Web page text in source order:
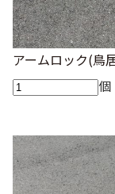
アームロック(鳥
個